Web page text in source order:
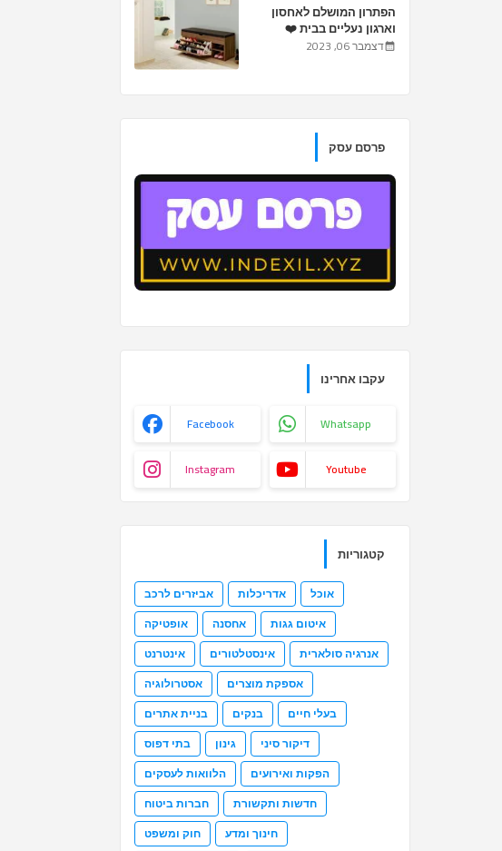
הפתרון המושלם לאחסון
וארגון נעליים בבית ❤️
דצמבר 06, 2023
פרסם עסק
עקבו אחרינו
Facebook Whatsapp
Instagram Youtube
קטגוריות
אביזרים לרכב אדריכלות
אוכל
אופטיקה
אחסנה
איטום גגות
אינטרנט
אינסטלטורים
אנרגיה סולארית
אסטרולוגיה
אספקת מוצרים
בניית אתרים
בנקים
בעלי חיים
בתי דפוס
גינון
דיקור סיני
הלוואות לעסקים
הפקות ואירועים
חברות ביטוח
חדשות ותקשורת
חוק ומשפט
חינוך ומדע